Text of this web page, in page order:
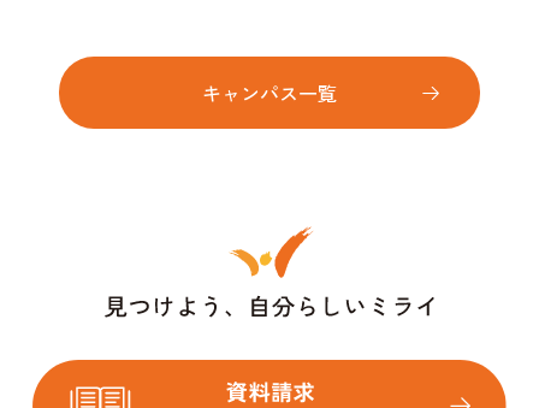
キャンパス一覧